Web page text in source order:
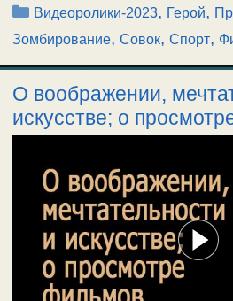
Рубрики
Видеоролики-2023, Герой,
Зомбирование, Совок, Спорт,
О воображении,
искусстве; о